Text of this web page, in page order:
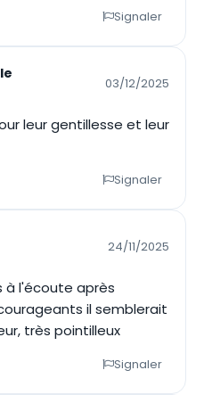
Signaler
03/12/2025
leur gentillesse et leur
Signaler
24/11/2025
à l'écoute après
il semblerait
très pointilleux
Signaler